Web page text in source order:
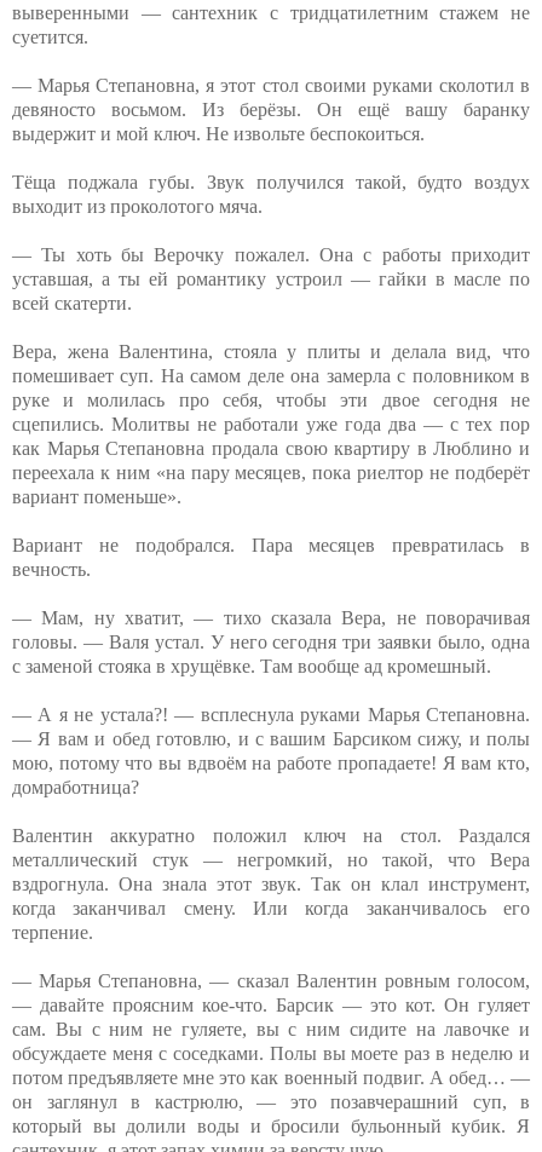
выверенными — сантехник с тридцатилетним стажем не
суетится.
— Марья Степановна, я этот стол своими руками сколотил в
девяносто восьмом. Из берёзы. Он ещё вашу баранку
выдержит и мой ключ. Не извольте беспокоиться.
Тёща поджала губы. Звук получился такой, будто воздух
выходит из проколотого мяча.
— Ты хоть бы Верочку пожалел. Она с работы приходит
уставшая, а ты ей романтику устроил — гайки в масле по
всей скатерти.
Вера, жена Валентина, стояла у плиты и делала вид, что
помешивает суп. На самом деле она замерла с половником в
руке и молилась про себя, чтобы эти двое сегодня не
сцепились. Молитвы не работали уже года два — с тех пор
как Марья Степановна продала свою квартиру в Люблино и
переехала к ним «на пару месяцев, пока риелтор не подберёт
вариант поменьше».
Вариант не подобрался. Пара месяцев превратилась в
вечность.
— Мам, ну хватит, — тихо сказала Вера, не поворачивая
головы. — Валя устал. У него сегодня три заявки было, одна
с заменой стояка в хрущёвке. Там вообще ад кромешный.
— А я не устала?! — всплеснула руками Марья Степановна.
— Я вам и обед готовлю, и с вашим Барсиком сижу, и полы
мою, потому что вы вдвоём на работе пропадаете! Я вам кто,
домработница?
Валентин аккуратно положил ключ на стол. Раздался
металлический стук — негромкий, но такой, что Вера
вздрогнула. Она знала этот звук. Так он клал инструмент,
когда заканчивал смену. Или когда заканчивалось его
терпение.
— Марья Степановна, — сказал Валентин ровным голосом,
— давайте проясним кое-что. Барсик — это кот. Он гуляет
сам. Вы с ним не гуляете, вы с ним сидите на лавочке и
обсуждаете меня с соседками. Полы вы моете раз в неделю и
потом предъявляете мне это как военный подвиг. А обед… —
он заглянул в кастрюлю, — это позавчерашний суп, в
который вы долили воды и бросили бульонный кубик. Я